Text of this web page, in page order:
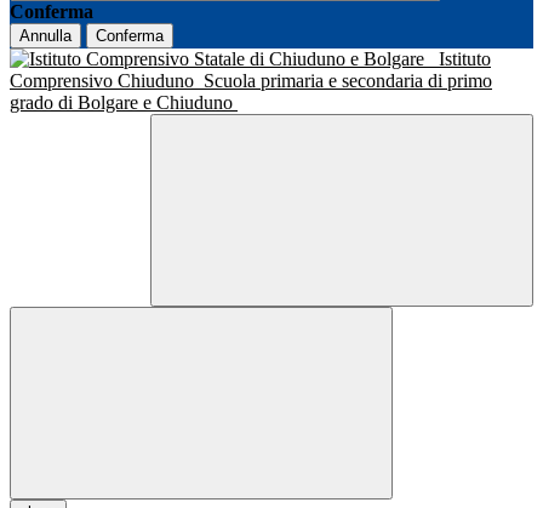
Conferma
Annulla Conferma
Istituto
Comprensivo Chiuduno Scuola primaria e secondaria di primo
grado di Bolgare e Chiuduno